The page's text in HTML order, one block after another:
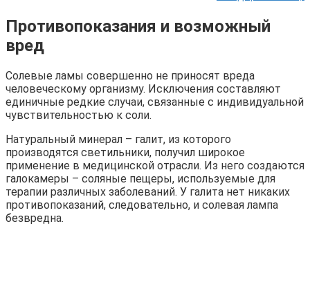
Противопоказания и возможный
вред
Солевые ламы совершенно не приносят вреда
человеческому организму. Исключения составляют
единичные редкие случаи, связанные с индивидуальной
чувствительностью к соли.
Натуральный минерал – галит, из которого
производятся светильники, получил широкое
применение в медицинской отрасли. Из него создаются
галокамеры – соляные пещеры, используемые для
терапии различных заболеваний. У галита нет никаких
противопоказаний, следовательно, и солевая лампа
безвредна.